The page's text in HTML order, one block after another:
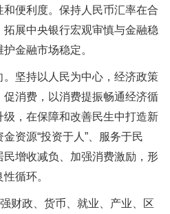
便利度。保持人民币汇率在合
展中央银行宏观审慎与金融稳
金融市场稳定。
坚持以人民为中心，经济政策
消费，以消费提振畅通经济循
，在保障和改善民生中打造新
资源“投资于人”、服务于民
增收减负、加强消费激励，形
循环。
财政、货币、就业、产业、区